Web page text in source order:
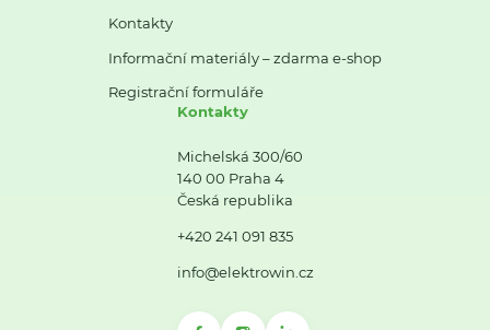
Kontakty
Informační materiály – zdarma e-shop
Registrační formuláře
Kontakty
Michelská 300/60
140 00 Praha 4
Česká republika
+420 241 091 835
info@elektrowin.cz